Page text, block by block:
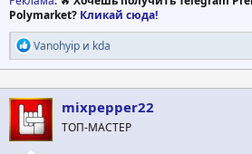
Polymarket? Кликай сюда!
Р
е
а
к
ц
и
и
:
Vanohyip и kda
mixpepper22
ТОП-МАСТЕР